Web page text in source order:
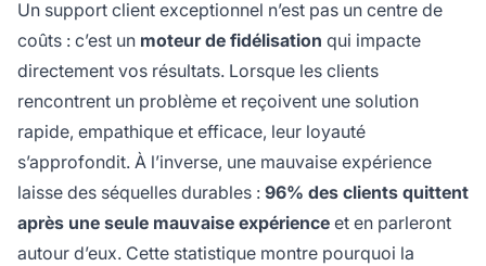
Un support client exceptionnel n’est pas un centre de
coûts : c’est un moteur de fidélisation qui impacte
directement vos résultats. Lorsque les clients
rencontrent un problème et reçoivent une solution
rapide, empathique et efficace, leur loyauté
s’approfondit. À l’inverse, une mauvaise expérience
laisse des séquelles durables : 96% des clients quittent
après une seule mauvaise expérience et en parleront
autour d’eux. Cette statistique montre pourquoi la